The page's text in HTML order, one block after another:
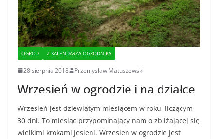
OGRÓD Z KALENDARZA OGRODNIKA
28 sierpnia 2018 Przemysław Matuszewski
Wrzesień w ogrodzie i na działce
Wrzesień jest dziewiątym miesiącem w roku, liczącym
30 dni. To miesiąc przypominający nam o zbliżającej się
wielkimi krokami jesieni. Wrzesień w ogrodzie jest